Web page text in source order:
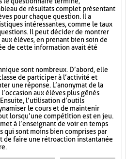
de résultats complet présentant
pour chaque question. Il a
intéressantes, comme le taux
Il peut décider de montrer
élèves, en prenant bien soin de
de cette information avait été
sont nombreux. D’abord, elle
de participer à l’activité et
une réponse. L’anonymat de la
aux élèves plus gênés
l’utilisation d’outils
le cours et de maintenir
lorsqu’une compétition est en jeu.
à l’enseignant de voir en temps
qui sont moins bien comprises par
de faire une rétroaction instantanée